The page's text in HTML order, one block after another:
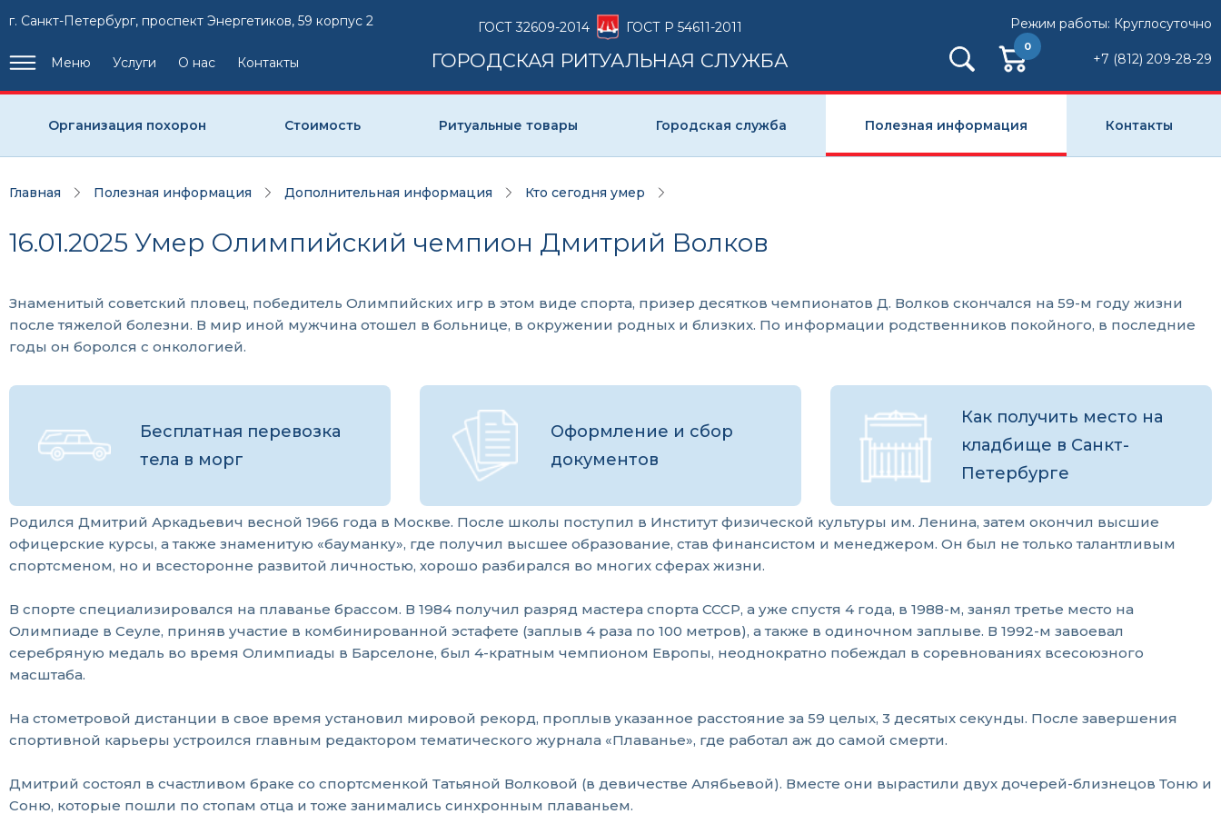
г. Санкт-Петербург, проспект Энергетиков, 59 корпус 2
Меню Услуги О нас Контакты
ГОСТ 32609-2014 ГОСТ Р 54611-2011
ГОРОДСКАЯ РИТУАЛЬНАЯ СЛУЖБА
Режим работы: Круглосуточно
0
+7 (812) 209-28-29
Организация похорон Стоимость Ритуальные товары Городская служба Полезная информация Контакты
Главная Полезная информация Дополнительная информация Кто сегодня умер
16.01.2025 Умер Олимпийский чемпион Дмитрий Волков
Знаменитый советский пловец, победитель Олимпийских игр в этом виде спорта, призер десятков чемпионатов Д. Волков скончался на 59-м году жизни
после тяжелой болезни. В мир иной мужчина отошел в больнице, в окружении родных и близких. По информации родственников покойного, в последние
годы он боролся с онкологией.
Бесплатная перевозка
тела в морг
Оформление и сбор
документов
Как получить место на
кладбище в Санкт-
Петербурге
Родился Дмитрий Аркадьевич весной 1966 года в Москве. После школы поступил в Институт физической культуры им. Ленина, затем окончил высшие
офицерские курсы, а также знаменитую «бауманку», где получил высшее образование, став финансистом и менеджером. Он был не только талантливым
спортсменом, но и всесторонне развитой личностью, хорошо разбирался во многих сферах жизни.
В спорте специализировался на плаванье брассом. В 1984 получил разряд мастера спорта СССР, а уже спустя 4 года, в 1988-м, занял третье место на
Олимпиаде в Сеуле, приняв участие в комбинированной эстафете (заплыв 4 раза по 100 метров), а также в одиночном заплыве. В 1992-м завоевал
серебряную медаль во время Олимпиады в Барселоне, был 4-кратным чемпионом Европы, неоднократно побеждал в соревнованиях всесоюзного
масштаба.
На стометровой дистанции в свое время установил мировой рекорд, проплыв указанное расстояние за 59 целых, 3 десятых секунды. После завершения
спортивной карьеры устроился главным редактором тематического журнала «Плаванье», где работал аж до самой смерти.
Дмитрий состоял в счастливом браке со спортсменкой Татьяной Волковой (в девичестве Алябьевой). Вместе они вырастили двух дочерей-близнецов Тоню и
Соню, которые пошли по стопам отца и тоже занимались синхронным плаваньем.